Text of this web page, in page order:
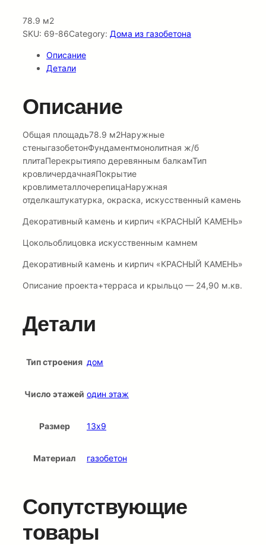
78.9 м2
SKU: 69-86Category: Дома из газобетона
Описание
Детали
Описание
Общая площадь78.9 м2Наружные
стеныгазобетонФундаментмонолитная ж/б
плитаПерекрытияпо деревянным балкамТип
кровличердачнаяПокрытие
кровлиметаллочерепицаНаружная
отделкаштукатурка, окраска, искусственный камень
Декоративный камень и кирпич «КРАСНЫЙ КАМЕНЬ»
Цокольоблицовка искусственным камнем
Декоративный камень и кирпич «КРАСНЫЙ КАМЕНЬ»
Описание проекта+терраса и крыльцо — 24,90 м.кв.
Детали
Тип строения дом
Число этажей один этаж
Размер 13х9
Материал газобетон
Сопутствующие
товары